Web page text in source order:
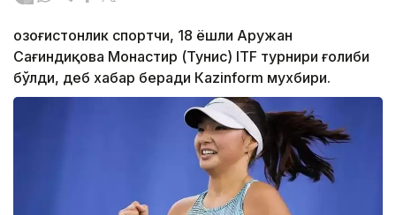
Қозоғистонлик спортчи, 18 ёшли Аружан
Сағиндиқова Монастир (Тунис) ITF турнири ғолиби
бўлди, деб хабар беради Каzinform мухбири.